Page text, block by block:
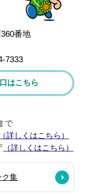
番地
7333
はこちら
で
（詳しくはこちら）
（詳しくはこちら）
ク集